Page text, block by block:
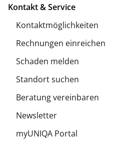
Kontakt & Service
Kontaktmöglichkeiten
Rechnungen einreichen
Schaden melden
Standort suchen
Beratung vereinbaren
Newsletter
myUNIQA Portal